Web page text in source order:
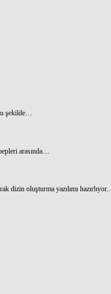
şekilde…
arasında…
dizin oluşturma yazılımı